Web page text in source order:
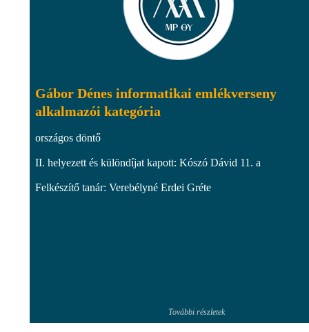
Gábor Dénes informatikai emlékverseny
alkalmazói kategória
országos döntő
II. helyezett és különdíjat kapott: Kószó Dávid 11. a
Felkészítő tanár: Verebélyné Erdei Gréte
További részletek